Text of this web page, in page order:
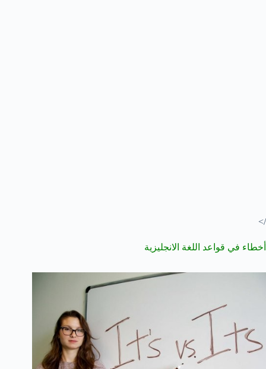
/>
أخطاء في قواعد اللغة الانجليزية